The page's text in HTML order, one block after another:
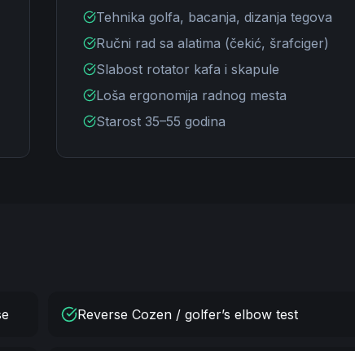
Tehnika golfa, bacanja, dizanja tegova
Ručni rad sa alatima (čekić, šrafciger)
Slabost rotator kafa i skapule
Loša ergonomija radnog mesta
Starost 35–55 godina
Reverse Cozen / golfer’s elbow test